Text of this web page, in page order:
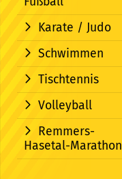
Karate / Judo
Schwimmen
Tischtennis
Volleyball
Remmers-
Hasetal-Marathon